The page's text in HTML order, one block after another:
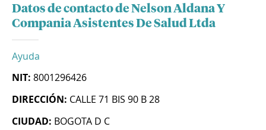
Datos de contacto de Nelson Aldana Y
Compania Asistentes De Salud Ltda
Ayuda
NIT: 8001296426
DIRECCIÓN: CALLE 71 BIS 90 B 28
CIUDAD: BOGOTA D C